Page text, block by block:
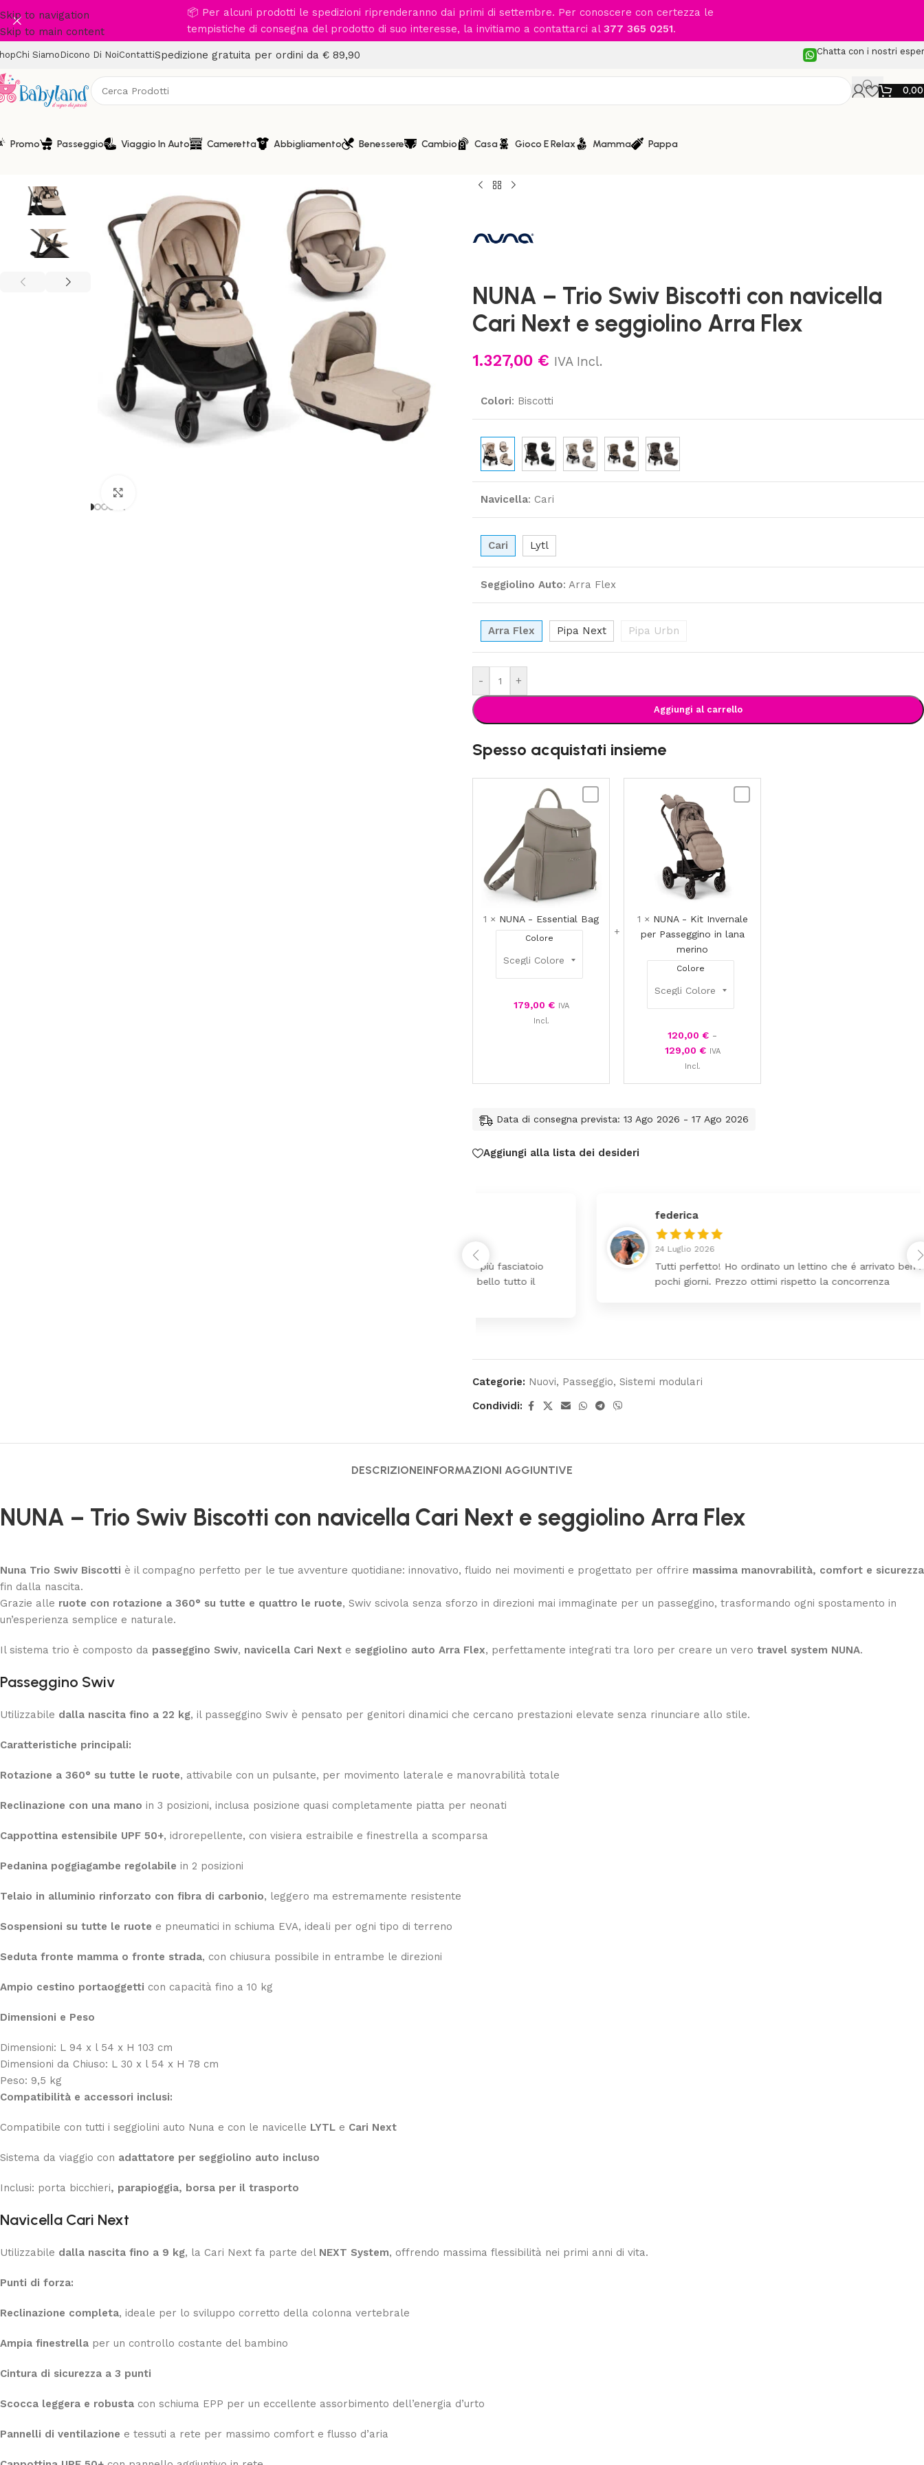
Skip to navigation
Skip to main content
📦 Per alcuni prodotti le spedizioni riprenderanno dai primi di settembre. Per conoscere con certezza le
tempistiche di consegna del prodotto di suo interesse, la invitiamo a contattarci al 377 365 0251.
Chi Siamo Dicono Di NoiContattiSpedizione gratuita per ordini da € 89,90 Chatta con i nostri
Promo Passeggio Viaggio In Auto Cameretta Abbigliamento Benessere Cambio Casa Gioco E Relax Mamma Pappa
Home/Passeggio Sistemi modulari
NUNA – Trio Swiv Biscotti con navicella
Cari Next e seggiolino Arra Flex
1.327,00 € IVA Incl.
Colori: Biscotti
Navicella: Cari
Cari Lytl
Seggiolino Auto: Arra Flex
Arra Flex Pipa Next Pipa Urbn
- +
Aggiungi al carrello
Spesso acquistati insieme
Essential
1 × NUNA - Essential Bag
Colore
179,00 € IVA
Incl.
merino
1 × NUNA - Kit Invernale
per Passeggino in lana
merino
Colore
120,00 € -
129,00 € IVA
Incl.
Data di consegna prevista: 13 Ago 2026 - 17 Ago 2026
Aggiungi alla lista dei desideri
Tutti perfetto! Ho ordinato un lettino che é arrivato ben imballato dopo
pochi giorni. Prezzo ottimi rispetto la concorrenza
Categorie: Nuovi, Passeggio, Sistemi modulari
Condividi:
DESCRIZIONEINFORMAZIONI AGGIUNTIVE
NUNA – Trio Swiv Biscotti con navicella Cari Next e seggiolino Arra Flex
Nuna Trio Swiv Biscotti è il compagno perfetto per le tue avventure quotidiane: innovativo, fluido nei movimenti e progettato per offrire massima manovrabilità, comfort e sicurezza
fin dalla nascita.
Grazie alle ruote con rotazione a 360° su tutte e quattro le ruote, Swiv scivola senza sforzo in direzioni mai immaginate per un passeggino, trasformando ogni spostamento in
un’esperienza semplice e naturale.
Il sistema trio è composto da passeggino Swiv, navicella Cari Next e seggiolino auto Arra Flex, perfettamente integrati tra loro per creare un vero travel system NUNA.
Passeggino Swiv
Utilizzabile dalla nascita fino a 22 kg, il passeggino Swiv è pensato per genitori dinamici che cercano prestazioni elevate senza rinunciare allo stile.
Caratteristiche principali:
Rotazione a 360° su tutte le ruote, attivabile con un pulsante, per movimento laterale e manovrabilità totale
Reclinazione con una mano in 3 posizioni, inclusa posizione quasi completamente piatta per neonati
Cappottina estensibile UPF 50+, idrorepellente, con visiera estraibile e finestrella a scomparsa
Pedanina poggiagambe regolabile in 2 posizioni
Telaio in alluminio rinforzato con fibra di carbonio, leggero ma estremamente resistente
Sospensioni su tutte le ruote e pneumatici in schiuma EVA, ideali per ogni tipo di terreno
Seduta fronte mamma o fronte strada, con chiusura possibile in entrambe le direzioni
Ampio cestino portaoggetti con capacità fino a 10 kg
Dimensioni e Peso
Dimensioni: L 94 x l 54 x H 103 cm
Dimensioni da Chiuso: L 30 x l 54 x H 78 cm
Peso: 9,5 kg
Compatibilità e accessori inclusi:
Compatibile con tutti i seggiolini auto Nuna e con le navicelle LYTL e Cari Next
Sistema da viaggio con adattatore per seggiolino auto incluso
Inclusi: porta bicchieri, parapioggia, borsa per il trasporto
Navicella Cari Next
Utilizzabile dalla nascita fino a 9 kg, la Cari Next fa parte del NEXT System, offrendo massima flessibilità nei primi anni di vita.
Punti di forza:
Reclinazione completa, ideale per lo sviluppo corretto della colonna vertebrale
Ampia finestrella per un controllo costante del bambino
Cintura di sicurezza a 3 punti
Scocca leggera e robusta con schiuma EPP per un eccellente assorbimento dell’energia d’urto
Pannelli di ventilazione e tessuti a rete per massimo comfort e flusso d’aria